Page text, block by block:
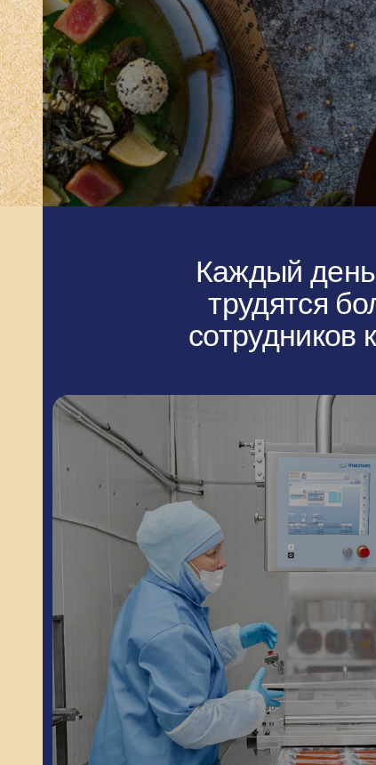
Каждый день для вас
трудятся более 900
сотрудников компании